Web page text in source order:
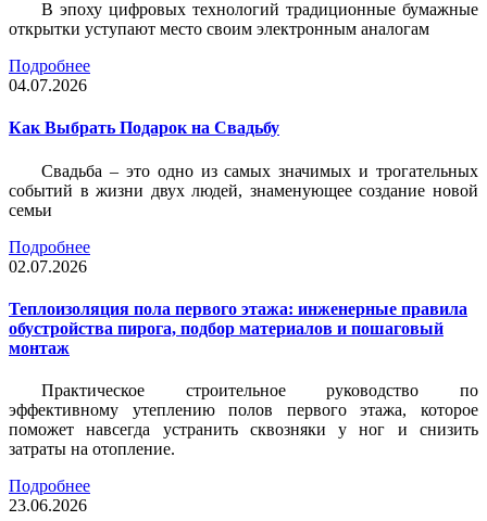
В эпоху цифровых технологий традиционные бумажные
открытки уступают место своим электронным аналогам
Подробнее
04.07.2026
Как Выбрать Подарок на Свадьбу
Свадьба – это одно из самых значимых и трогательных
событий в жизни двух людей, знаменующее создание новой
семьи
Подробнее
02.07.2026
Теплоизоляция пола первого этажа: инженерные правила
обустройства пирога, подбор материалов и пошаговый
монтаж
Практическое строительное руководство по
эффективному утеплению полов первого этажа, которое
поможет навсегда устранить сквозняки у ног и снизить
затраты на отопление.
Подробнее
23.06.2026